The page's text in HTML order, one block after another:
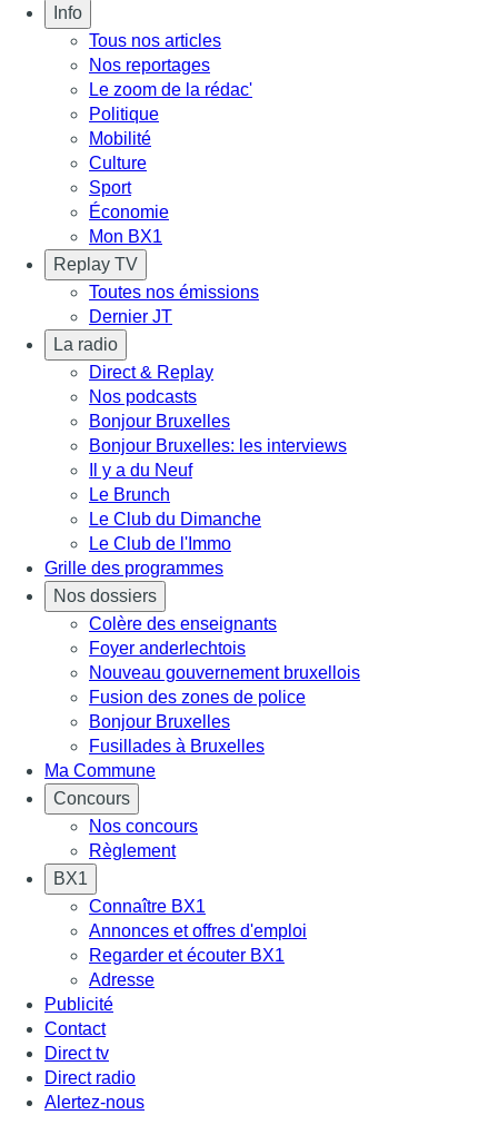
Info
Tous nos articles
Nos reportages
Le zoom de la rédac'
Politique
Mobilité
Culture
Sport
Économie
Mon BX1
Replay TV
Toutes nos émissions
Dernier JT
La radio
Direct & Replay
Nos podcasts
Bonjour Bruxelles
Bonjour Bruxelles: les interviews
Il y a du Neuf
Le Brunch
Le Club du Dimanche
Le Club de l'Immo
Grille des programmes
Nos dossiers
Colère des enseignants
Foyer anderlechtois
Nouveau gouvernement bruxellois
Fusion des zones de police
Bonjour Bruxelles
Fusillades à Bruxelles
Ma Commune
Concours
Nos concours
Règlement
BX1
Connaître BX1
Annonces et offres d'emploi
Regarder et écouter BX1
Adresse
Publicité
Contact
Direct tv
Direct radio
Alertez-nous